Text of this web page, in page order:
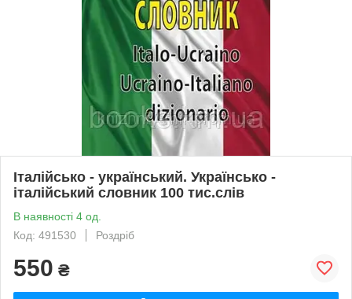
Італійсько - український. Українсько -
італійський словник 100 тис.слів
В наявності 4 од.
Код: 491530
Роздріб
550 ₴